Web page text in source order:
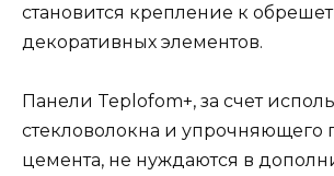
становится крепление к
декоративных элементов.
Панели Teplofom+, за счет
стекловолокна и упрочняющего
цемента, не нуждаются в